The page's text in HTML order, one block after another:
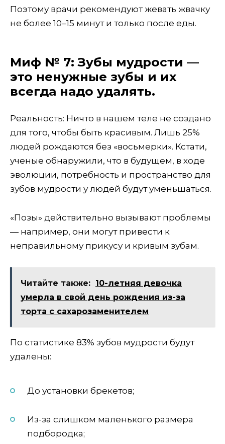
Поэтому врачи рекомендуют жевать жвачку
не более 10–15 минут и только после еды.
Миф № 7: Зубы мудрости —
это ненужные зубы и их
всегда надо удалять.
Реальность: Ничто в нашем теле не создано
для того, чтобы быть красивым. Лишь 25%
людей рождаются без «восьмерки». Кстати,
ученые обнаружили, что в будущем, в ходе
эволюции, потребность и пространство для
зубов мудрости у людей будут уменьшаться.
«Позы» действительно вызывают проблемы
— например, они могут привести к
неправильному прикусу и кривым зубам.
Читайте также: 10-летняя девочка
умерла в свой день рождения из-за
торта с сахарозаменителем
По статистике 83% зубов мудрости будут
удалены:
До установки брекетов;
Из-за слишком маленького размера
подбородка;